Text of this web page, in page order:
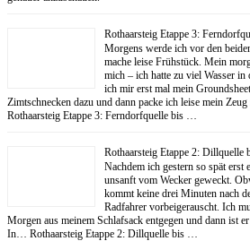
Rothaarsteig Etappe 3:
Morgens werde ich vor den
mache leise Frühstück. Mein
mich – ich hatte zu viel Wasser in
ich mir erst mal mein
Zimtschnecken dazu und dann packe ich leise mein
Rothaarsteig Etappe 3: Ferndorfquelle bis …
Rothaarsteig Etappe 2: Dillquelle
Nachdem ich gestern so spät erst
unsanft vom Wecker geweckt.
kommt keine drei Minuten nach
Radfahrer vorbeigerauscht. Ich
Morgen aus meinem Schlafsack entgegen und dann ist
In… Rothaarsteig Etappe 2: Dillquelle bis …